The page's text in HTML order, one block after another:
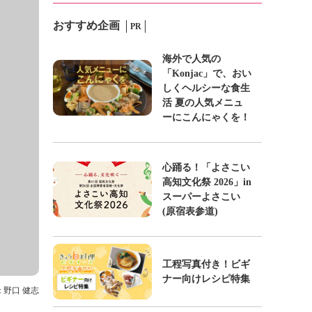
野口 健志
おすすめ企画 PR
海外で人気の
「Konjac」で、おい
しくヘルシーな食生
活 夏の人気メニュ
ーにこんにゃくを！
心踊る！「よさこい
高知文化祭 2026」in
スーパーよさこい
(原宿表参道)
工程写真付き！ビギ
ナー向けレシピ特集